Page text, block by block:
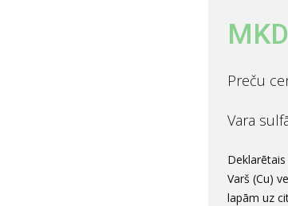
Preču
Vara
Varš (Cu)
lapām uz